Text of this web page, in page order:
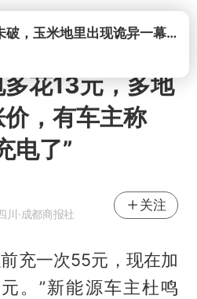
打开西平命案8天未破，玉米地里出现诡异一幕，我突然想起了欧金中
花13元，多地
，有车主称
电了”
川·成都商报社
关注
充一次55元，现在加
。”新能源车主杜鸣